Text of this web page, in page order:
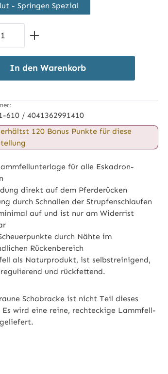
- Springen Spezial
Anzahl: Gib den
In den Warenkorb
610 / 4041362991410
120 Bonus Punkte für diese
für alle Eskadron-
direkt auf dem Pferderücken
durch Schnallen der Strupfenschlaufen
auf und ist nur am Widerrist
durch Nähte im
Rückenbereich
als Naturprodukt, ist selbstreinigend,
und rückfettend.
Schabracke ist nicht Teil dieses
Es wird eine reine, rechteckige Lammfell-